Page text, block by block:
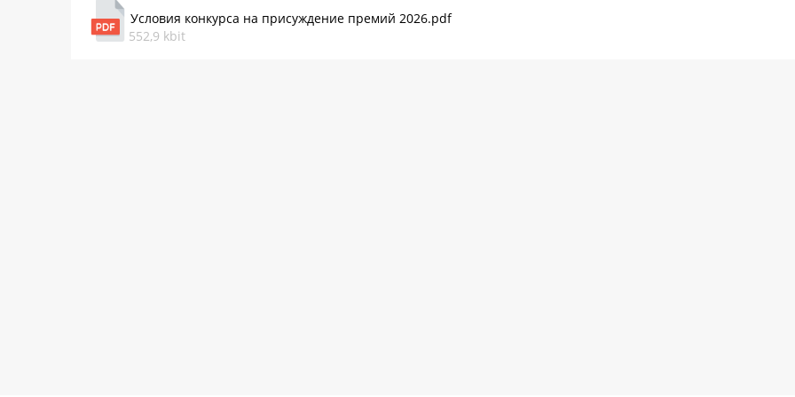
Условия конкурса на присуждение премий 2026.pdf
552,9 kbit